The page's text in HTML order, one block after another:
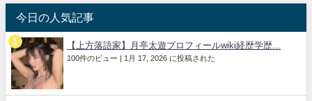
今日の人気記事
【上方落語家】月亭太遊プロフィールwiki経歴学歴...
100件のビュー | 1月 17, 2026 に投稿された